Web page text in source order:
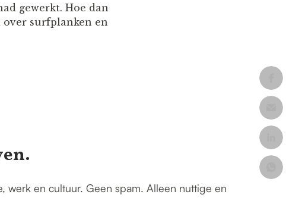
gewerkt. Hoe dan
surfplanken en
werk en cultuur. Geen spam. Alleen nuttige en